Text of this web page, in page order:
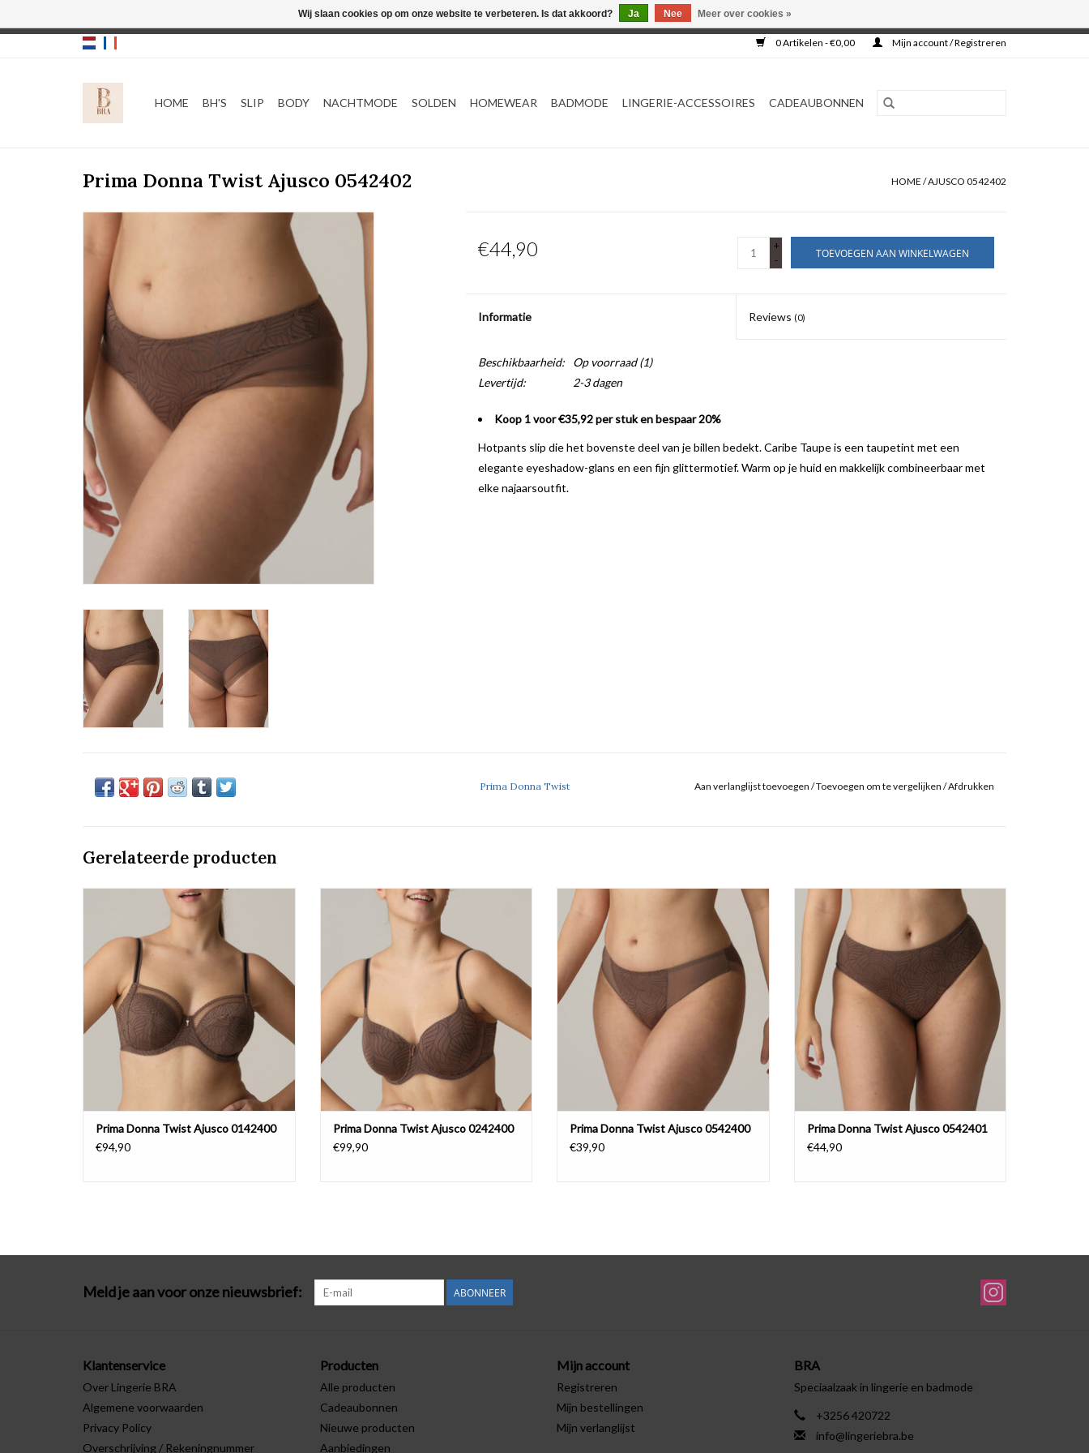
0 Artikelen - €0,00 Mijn account / Registreren
HOME BH'S SLIP BODY NACHTMODE SOLDEN HOMEWEAR BADMODE LINGERIE-ACCESSOIRES CADEAUBONNEN
Prima Donna Twist Ajusco 0542402 HOME /AJUSCO 0542402
€44,90
+
-
TOEVOEGEN AAN WINKELWAGEN
Informatie Reviews (0)
Beschikbaarheid: Op voorraad(1)
Levertijd:
2-3 dagen
Koop 1 voor €35,92 per stuk en bespaar 20%
Hotpants slip die het bovenste deel van je billen bedekt. Caribe Taupe is een taupetint met een
elegante eyeshadow-glans en een fijn glittermotief. Warm op je huid en makkelijk combineerbaar met
elke najaarsoutfit.
Prima Donna Twist Aan verlanglijst toevoegen /Toevoegen om te vergelijken /Afdrukken
Gerelateerde producten
Volle Cup Beha
Prima Donna Twist Ajusco
TOEVOEGEN AAN WINKELWAGEN
Prima Donna Twist Ajusco 0142400
€94,90
Voorgevormde Bh Hartvorm
Prima Donna Twist Ajusco
TOEVOEGEN AAN WINKELWAGEN
Prima Donna Twist Ajusco 0242400
€99,90
Prima Donna Twist Ajusco
TOEVOEGEN AAN WINKELWAGEN
Prima Donna Twist Ajusco 0542400
€39,90
Prima Donna Twist Ajusco
TOEVOEGEN AAN WINKELWAGEN
Prima Donna Twist Ajusco 0542401
€44,90
Meld je aan voor onze nieuwsbrief: ABONNEER
Klantenservice
Over Lingerie BRA
Algemene voorwaarden
Privacy Policy
Overschrijving / Rekeningnummer
Producten
Alle producten
Cadeaubonnen
Nieuwe producten
Aanbiedingen
Mijn account
Registreren
Mijn bestellingen
Mijn verlanglijst
BRA
Speciaalzaak in lingerie en badmode
+3256 420722
info@lingeriebra.be
Wij slaan cookies op om onze website te verbeteren. Is dat akkoord? Ja Nee Meer over cookies »
Webshop werkt met EU maten. .